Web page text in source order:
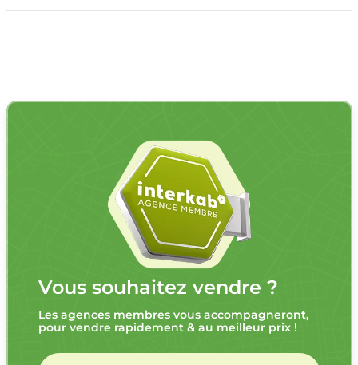
Vous souhaitez vendre ?
Les agences membres vous accompagneront,
pour vendre rapidement & au meilleur prix !